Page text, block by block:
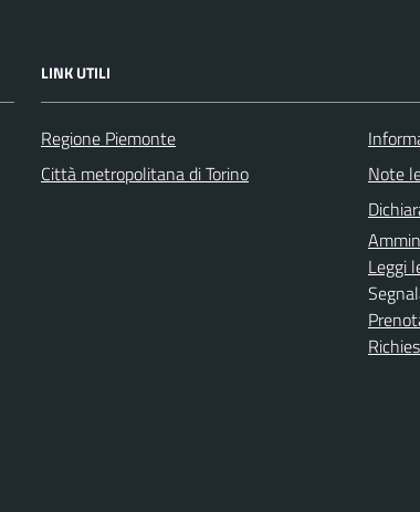
LINK UTILI
Regione Piemonte
Città metropolitana di Torino
Note
Leggi